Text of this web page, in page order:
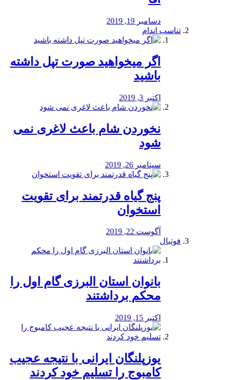
دسامبر 19, 2019
تناسب اندام
اگر میخواهید صورت تپل داشته
باشید
اکتبر 3, 2019
نخوردن شام باعث لاغری نمی
‌شود
سپتامبر 26, 2019
پنج گیاه قدرتمند برای تقویت
استخوان
آگوست 22, 2019
فوتبال
بانوان استان البرزی گام اول را
محكم برداشتند
اکتبر 15, 2019
یوزپلنگان ایرانی با نتیجه عجیب
کامبوج را تسلیم خود کردند